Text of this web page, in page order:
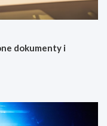
dokumenty i